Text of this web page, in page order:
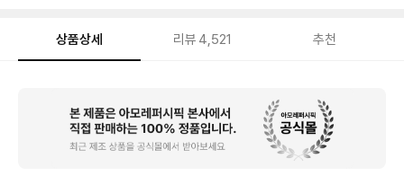
상품상세 리뷰 4,521 추천